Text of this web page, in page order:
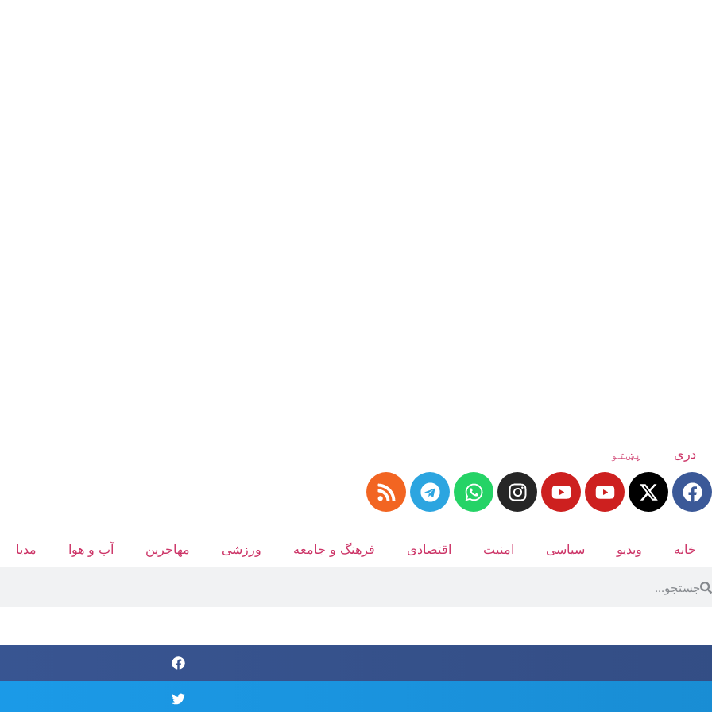
دری پښتو
خانه ویدیو سیاسی امنیت اقتصادی فرهنگ و جامعه ورزشی مهاجرین آب‌ و هوا مدیا